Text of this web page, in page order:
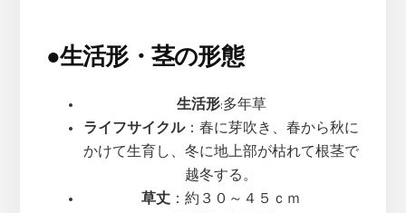
●生活形・茎の形態
生活形:多年草
ライフサイクル：春に芽吹き、春から秋に
かけて生育し、冬に地上部が枯れて根茎で
越冬する。
草丈 ：約３０～４５ｃｍ